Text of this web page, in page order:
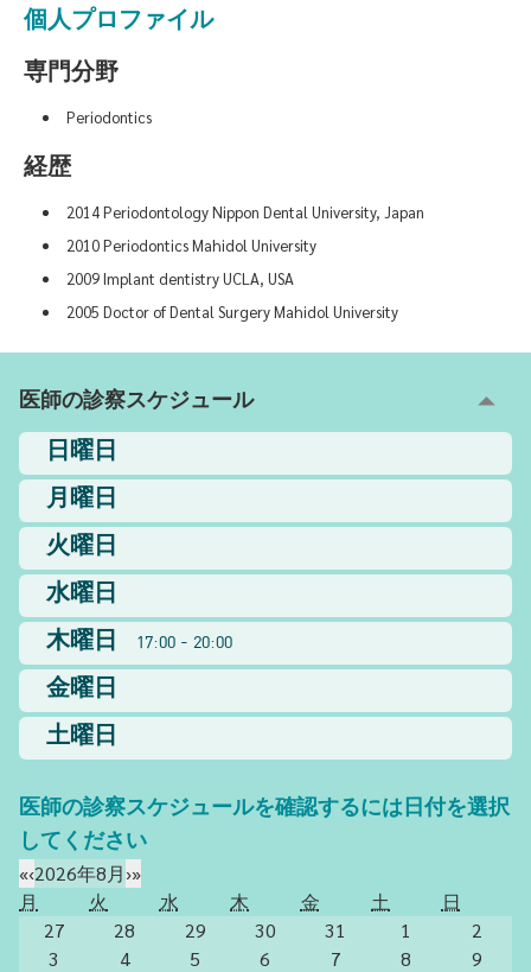
個人プロファイル
専門分野
Periodontics
経歴
2014 Periodontology Nippon Dental University, Japan
2010 Periodontics Mahidol University
2009 Implant dentistry UCLA, USA
2005 Doctor of Dental Surgery Mahidol University
医師の診察スケジュール
日曜日
月曜日
火曜日
水曜日
木曜日
17:00 - 20:00
金曜日
土曜日
医師の診察スケジュールを確認するには日付を選択
してください
«‹2026年8月›»
月
火 水 木 金 土
日
27
28 29 30 31 1
2
3
4 5 6 7 8
9